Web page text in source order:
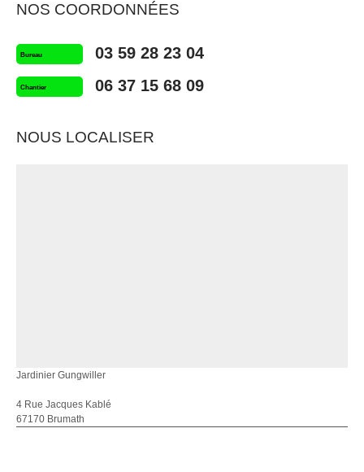
NOS COORDONNÉES
Bureau 03 59 28 23 04
Chantier 06 37 15 68 09
NOUS LOCALISER
Jardinier Gungwiller
4 Rue Jacques Kablé
67170 Brumath